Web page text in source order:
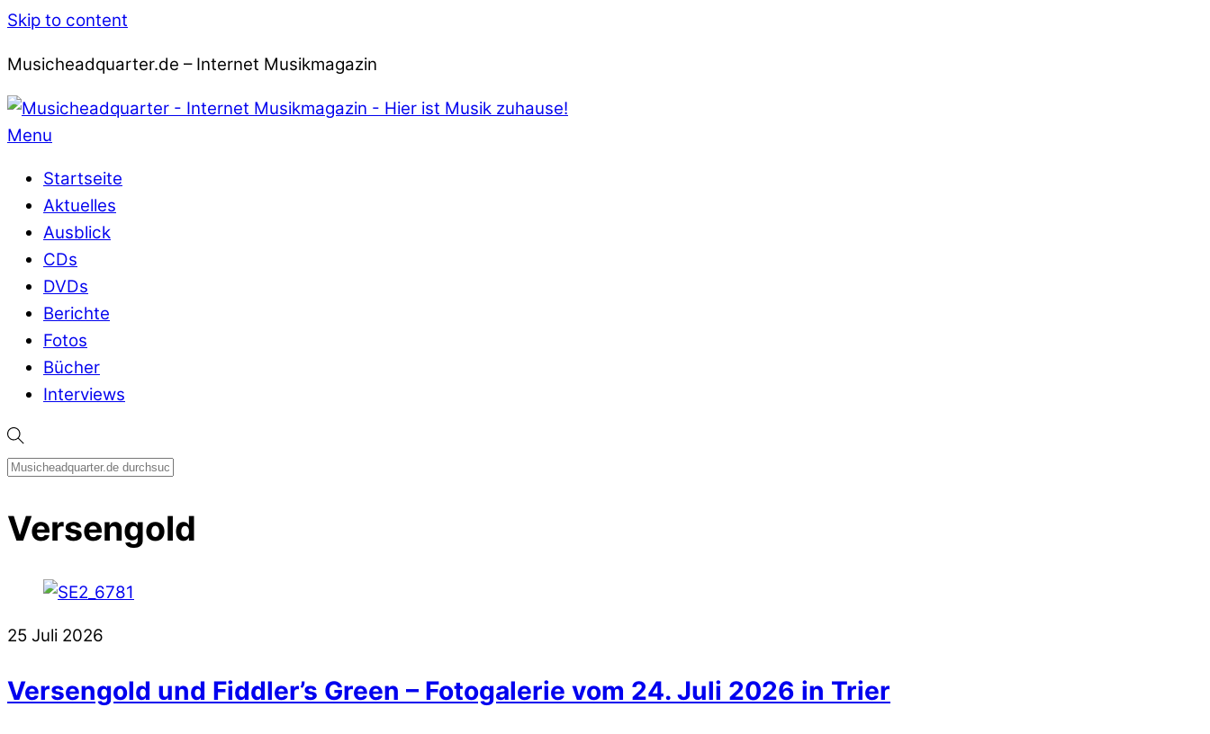
Skip to content
Musicheadquarter.de – Internet Musikmagazin
Menu
Startseite
Aktuelles
Ausblick
CDs
DVDs
Berichte
Fotos
Bücher
Interviews
Versengold
25 Juli 2026
Versengold und Fiddler’s Green – Fotogalerie vom 24. Juli 2026 in Trier